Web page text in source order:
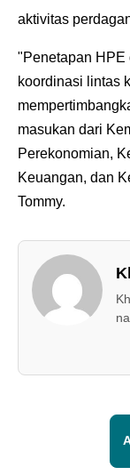
aktivitas
"Penetapan HPE
koordinasi lintas
masukan dari
Perekonomian,
Keuangan, dan
Tommy.